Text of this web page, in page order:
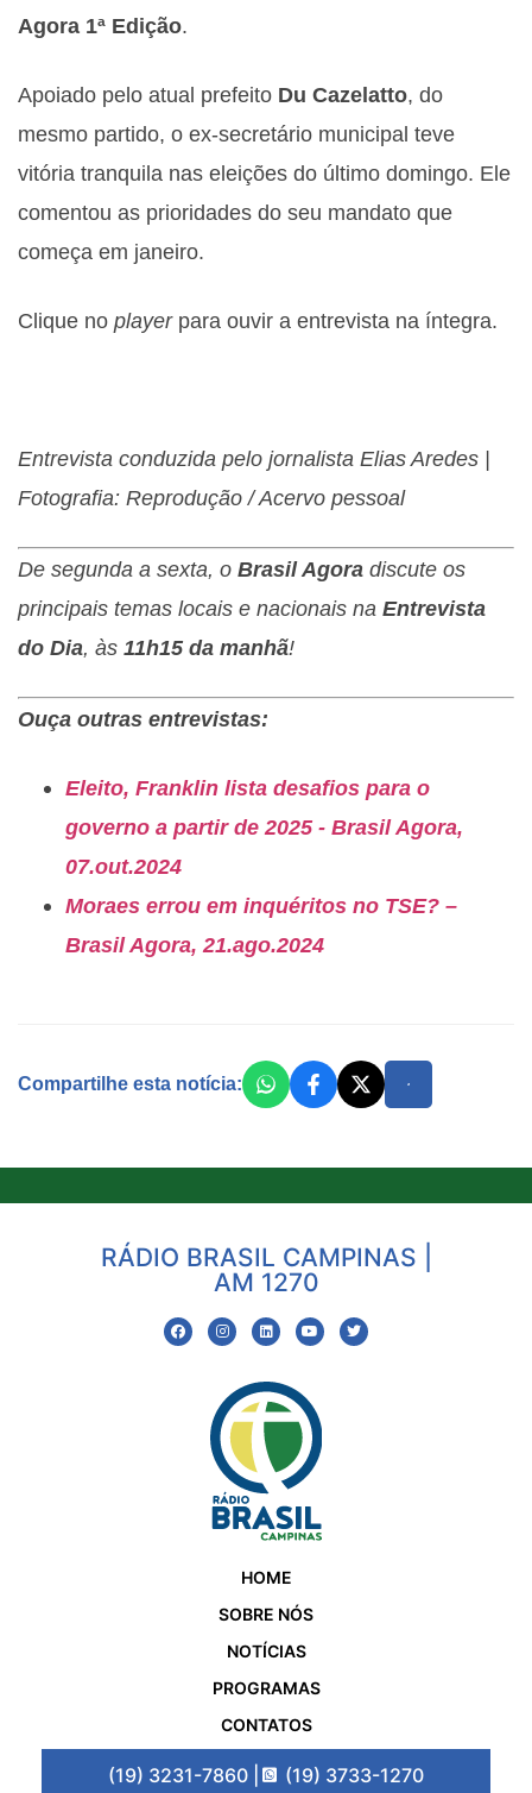
Agora 1ª Edição.
Apoiado pelo atual prefeito Du Cazelatto, do
mesmo partido, o ex-secretário municipal teve
vitória tranquila nas eleições do último domingo. Ele
comentou as prioridades do seu mandato que
começa em janeiro.
Clique no playerpara ouvir a entrevista na íntegra.
Entrevista conduzida pelo jornalista Elias Aredes |
Fotografia: Reprodução / Acervo pessoal
De segunda a sexta, o Brasil Agora discute os
principais temas locais e nacionais na Entrevista
do Dia, às 11h15 da manhã!
Ouça outras entrevistas:
Eleito, Franklin lista desafios para o
governo a partir de 2025 - Brasil Agora,
07.out.2024
Moraes errou em inquéritos no TSE? –
Brasil Agora, 21.ago.2024
Compartilhe esta notícia:
RÁDIO BRASIL CAMPINAS |
AM 1270
HOME
SOBRE NÓS
NOTÍCIAS
PROGRAMAS
CONTATOS
(19) 3231-7860 |
(19) 3733-1270